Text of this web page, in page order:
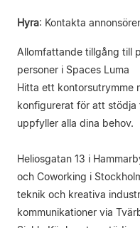
Hyra: Kontakta
Allomfattande tillgång till
personer i Spaces Luma
Hitta ett kontorsutrymme
konfigurerat för att stödja
uppfyller alla dina behov.
Heliosgatan 13 i
och Coworking i
teknik och kreativa
kommunikationer via